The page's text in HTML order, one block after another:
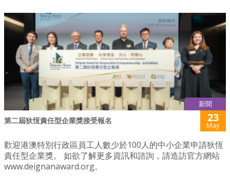
新聞
第二屆狄恆責任型企業獎接受報名 23
May
歡迎港澳特別行政區員工人數少於100人的中小企業申請狄恆
責任型企業獎。 如欲了解更多資訊和諮詢，請造訪官方網站
www.deignanaward.org。